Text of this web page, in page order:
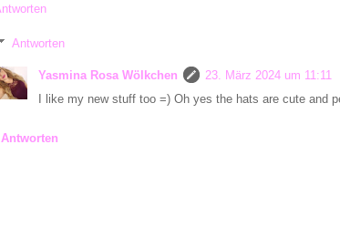
Antworten
Yasmina Rosa Wölkchen
23. März 2024 um 11:11
I like my new stuff too =) Oh yes the hats are cute and
Antworten